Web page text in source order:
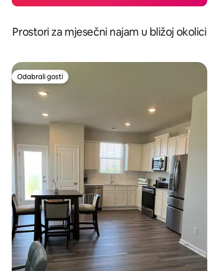
Prostori za mjesečni najam u bližoj okolici
Odabrali gosti
Odabrali gosti